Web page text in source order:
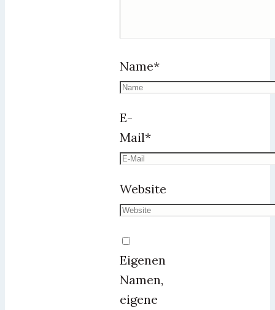
Name*
E-
Mail*
Website
Eigenen
Namen,
eigene